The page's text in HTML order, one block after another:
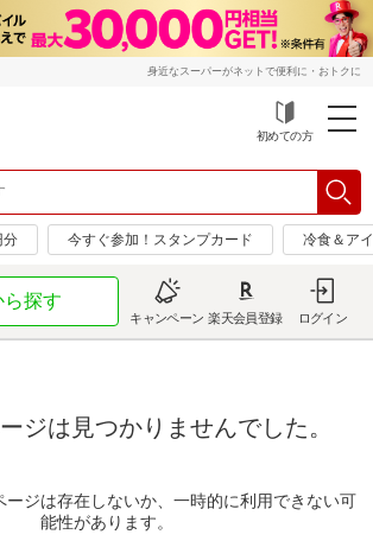
身近なスーパーがネットで便利に・おトクに
初めての方
分 今すぐ参加！スタンプカード 冷食＆ア
ら探す
キャンペーン 楽天会員登録 ログイン
ジは見つかりませんでした。
ージは存在しないか、一時的に利用できない可
能性があります。